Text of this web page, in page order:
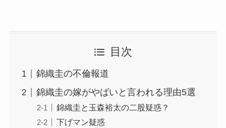
目次
錦織圭の不倫報道
錦織圭の嫁がやばいと言われる理由5選
錦織圭と玉森裕太の二股疑惑？
下げマン疑惑